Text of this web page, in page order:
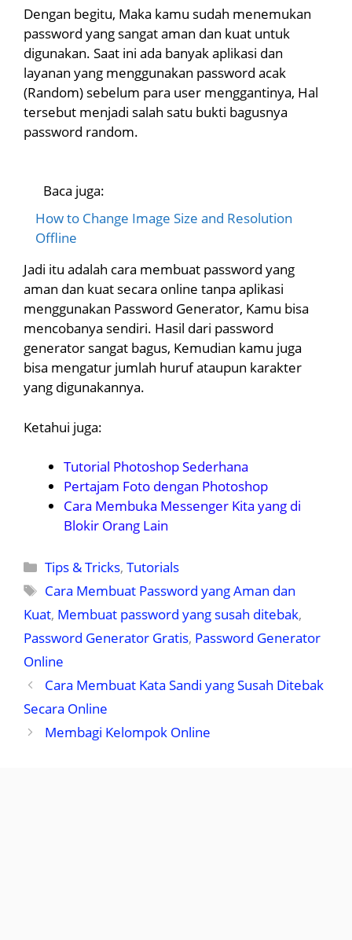
Dengan begitu, Maka kamu sudah menemukan
password yang sangat aman dan kuat untuk
digunakan. Saat ini ada banyak aplikasi dan
layanan yang menggunakan password acak
(Random) sebelum para user menggantinya, Hal
tersebut menjadi salah satu bukti bagusnya
password random.
Baca juga:
How to Change Image Size and Resolution
Offline
Jadi itu adalah cara membuat password yang
aman dan kuat secara online tanpa aplikasi
menggunakan Password Generator, Kamu bisa
mencobanya sendiri. Hasil dari password
generator sangat bagus, Kemudian kamu juga
bisa mengatur jumlah huruf ataupun karakter
yang digunakannya.
Ketahui juga:
Tutorial Photoshop Sederhana
Pertajam Foto dengan Photoshop
Cara Membuka Messenger Kita yang di
Blokir Orang Lain
Kategori
Tips & Tricks,Tutorials
Tag
Cara Membuat Password yang Aman dan
Kuat, Membuat password yang susah ditebak,
Password Generator Gratis, Password Generator
Online
Cara Membuat Kata Sandi yang Susah Ditebak
Secara Online
Membagi Kelompok Online